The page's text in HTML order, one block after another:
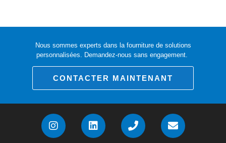
Nous sommes experts dans la fourniture de solutions
personnalisées. Demandez-nous sans engagement.
CONTACTER MAINTENANT